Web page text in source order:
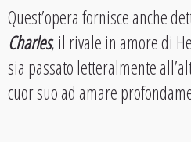
Quest’opera fornisce anche
Charles, il rivale in amore di
sia passato letteralmente
cuor suo ad amare